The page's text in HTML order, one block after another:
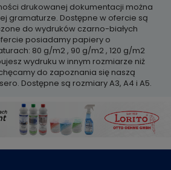
drukowanej dokumentacji można
gramaturze. Dostępne w ofercie są
do wydruków czarno-białych
posiadamy papiery o
80 g/m2 , 90 g/m2 , 120 g/m2
wydruku w innym rozmiarze niż
do zapoznania się naszą
Dostępne są rozmiary A3, A4 i A5.